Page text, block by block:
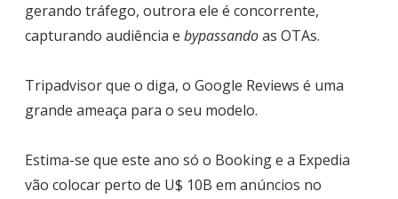
gerando tráfego, outrora ele é concorrente,
capturando audiência e bypassandoas OTAs.
Tripadvisor que o diga, o Google Reviews é uma
grande ameaça para o seu modelo.
Estima-se que este ano só o Booking e a Expedia
vão colocar perto de U$ 10B em anúncios no